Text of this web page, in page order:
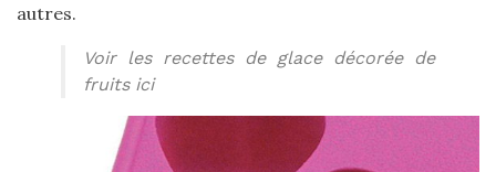
autres.
Voir les recettes de glace décorée de
fruits ici